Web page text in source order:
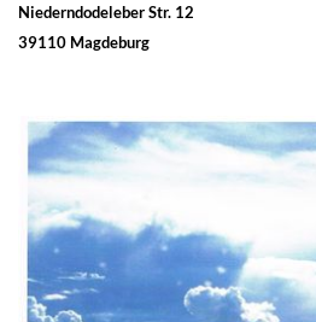
Niederndodeleber Str. 12
39110 Magdeburg